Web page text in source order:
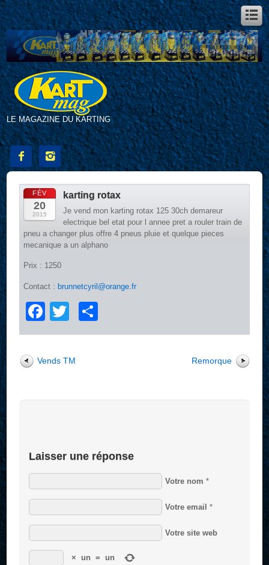
LE MAGAZINE DU KARTING
 
FÉV
20
2015
karting rotax
Je vend mon karting rotax 125 30ch demareur
electrique bel etat pour l annee pret a rouler train de
pneu a changer plus offre 4 pneus pluie et quelque pieces
mecanique a un alphano
Prix : 1250
Contact : brunnetcyril@orange.fr
Facebook
Twitter
Vends TM Remorque
Laisser une réponse
Votre nom *
Votre email *
Votre site web
× un = un